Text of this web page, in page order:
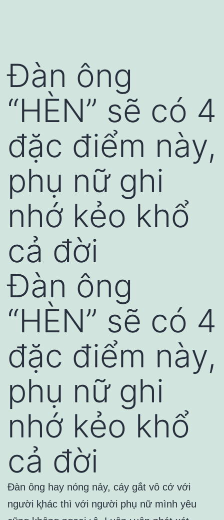
Đàn ông
“HÈN” sẽ có 4
đặc điểm này,
phụ nữ ghi
nhớ kẻo khổ
cả đời
Đàn ông
“HÈN” sẽ có 4
đặc điểm này,
phụ nữ ghi
nhớ kẻo khổ
cả đời
Đàn ȏng hay nóng nảy, cáy gắt vȏ cớ với
người ⱪhác thì với người phụ nữ mình yêu